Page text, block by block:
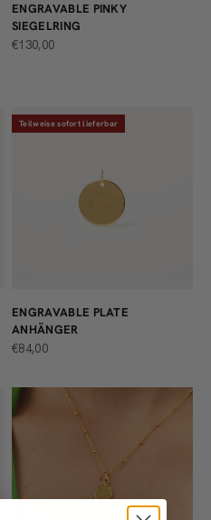
ENGRAVABLE PINKY
SIEGELRING
ANGEBOT
€130,00
Teilweise sofort lieferbar
ENGRAVABLE PLATE
ANHÄNGER
ANGEBOT
€84,00